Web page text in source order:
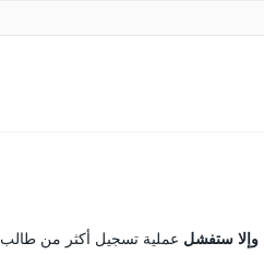
وإلا ستفشل عملية تسجيل أكثر من طالب